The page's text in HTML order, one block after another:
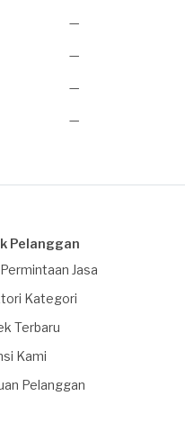
—
—
—
—
Pelanggan
Jasa
Kategori
Terbaru
Kami
Pelanggan